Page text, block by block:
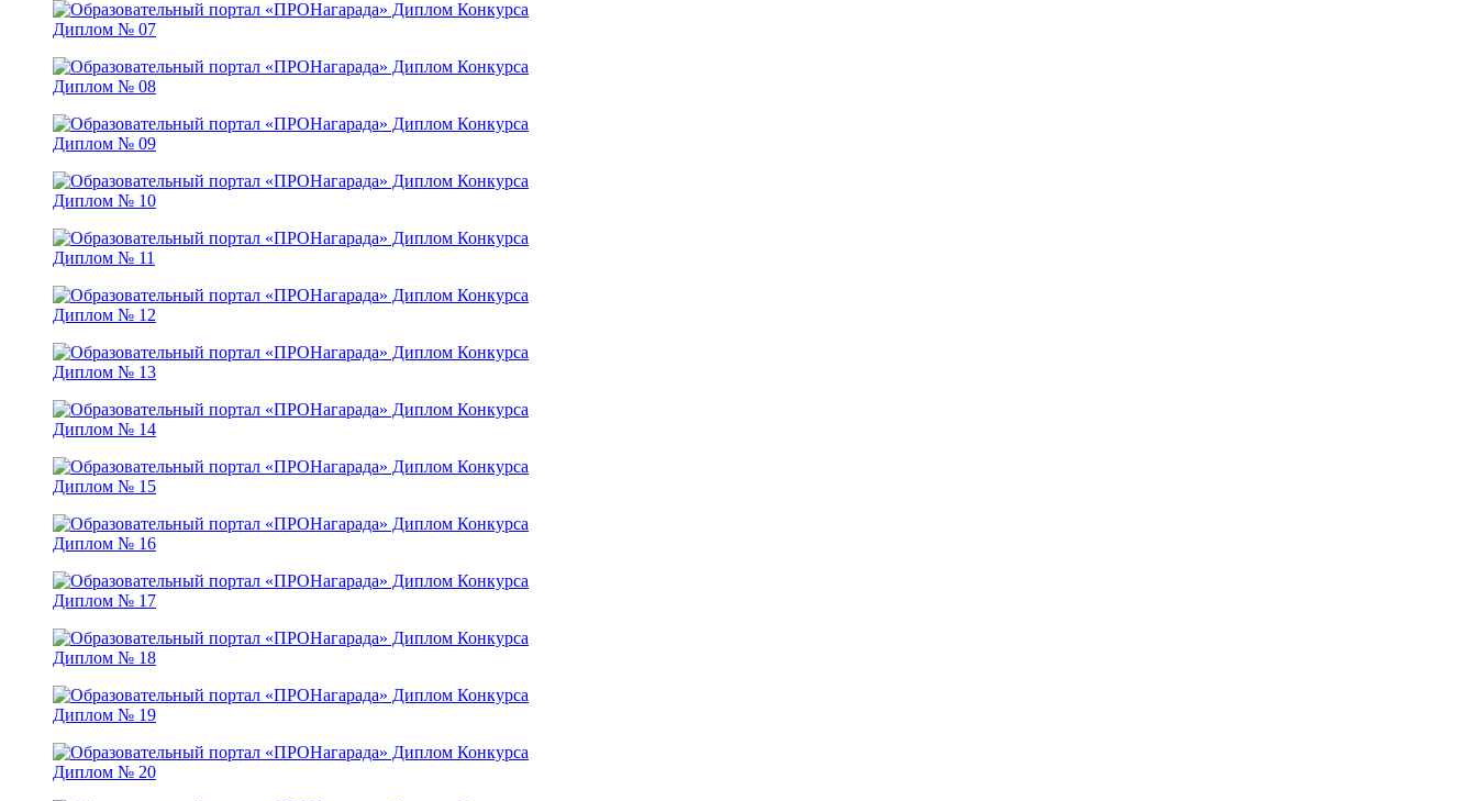
Диплом № 07
Диплом № 08
Диплом № 09
Диплом № 10
Диплом № 11
Диплом № 12
Диплом № 13
Диплом № 14
Диплом № 15
Диплом № 16
Диплом № 17
Диплом № 18
Диплом № 19
Диплом № 20